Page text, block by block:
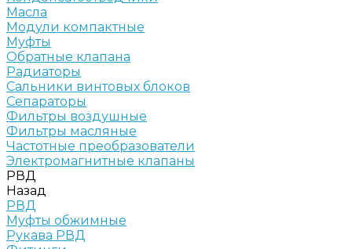
Масла
Модули компактные
Муфты
Обратные клапана
Радиаторы
Сальники винтовых блоков
Сепараторы
Фильтры воздушные
Фильтры масляные
Частотные преобразователи
Электромагнитные клапаны
РВД
Назад
РВД
Муфты обжимные
Рукава РВД